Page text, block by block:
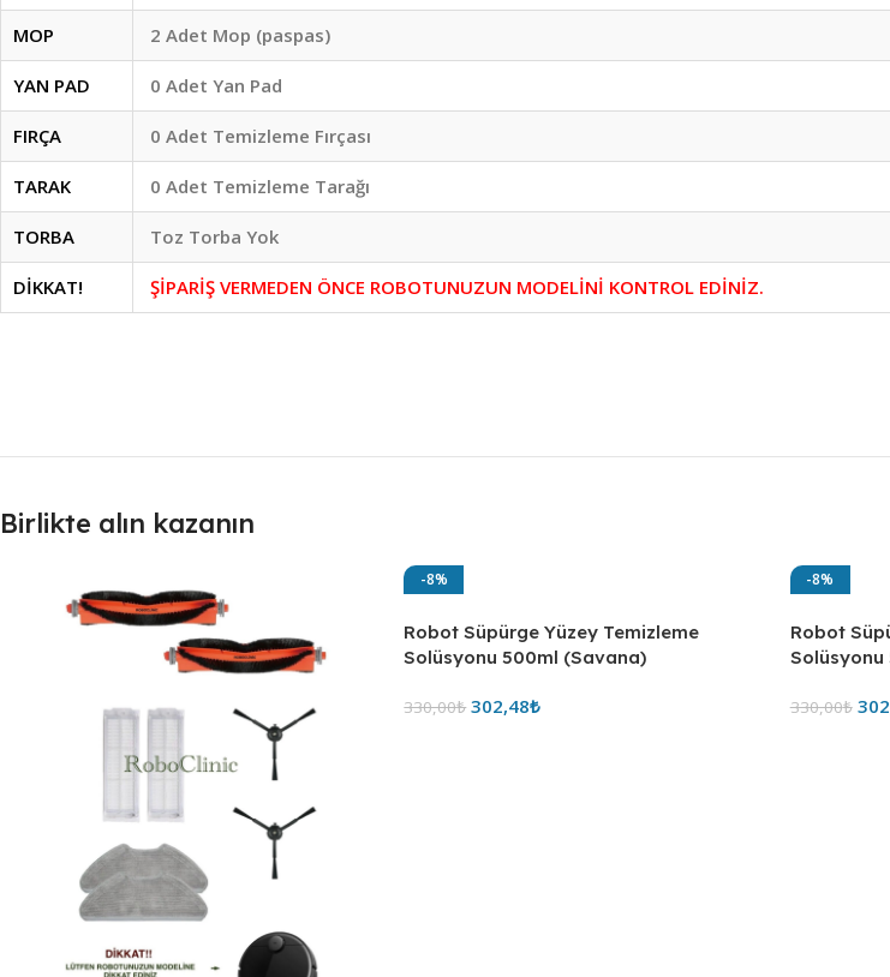
MOP 2 Adet Mop (paspas)
YAN PAD 0 Adet Yan Pad
FIRÇA 0 Adet Temizleme Fırçası
TARAK 0 Adet Temizleme Tarağı
TORBA Toz Torba Yok
DİKKAT! ŞİPARİŞ VERMEDEN ÖNCE ROBOTUNUZUN MODELİNİ KONTROL EDİNİZ.
Birlikte alın kazanın
-8%
Robot Süpürge Yüzey Temizleme
Solüsyonu 500ml (Savana)
330,00₺ 302,48₺
-8%
Robot
Solüsyonu
330,00₺